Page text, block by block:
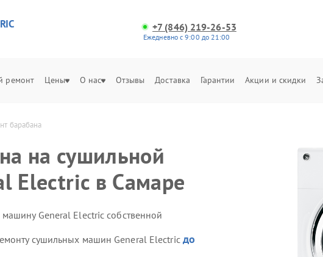
+7 (846) 219-26-53
Ежедневно с 9:00 до 21:00
ремонт Цены О нас Отзывы Доставка Гарантии Акции и скидки
барабана
на сушильной
Electric в Самаре
General Electric собственной
сушильных машин General Electric до